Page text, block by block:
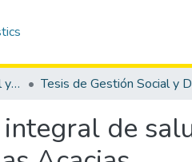
Carrera de Gestión Social y Desarrollo
de